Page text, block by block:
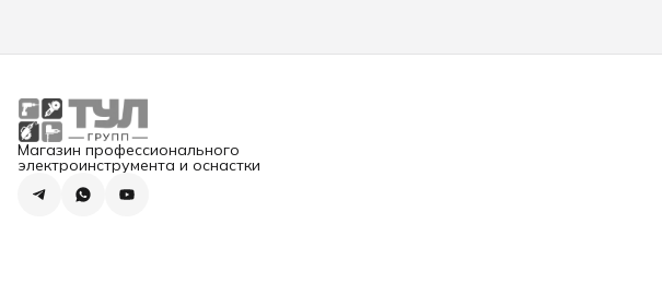
Магазин профессионального
электроинструмента и оснастки